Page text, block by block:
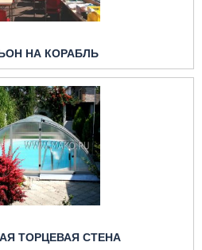
НА КОРАБЛЬ
ТОРЦЕВАЯ СТЕНА